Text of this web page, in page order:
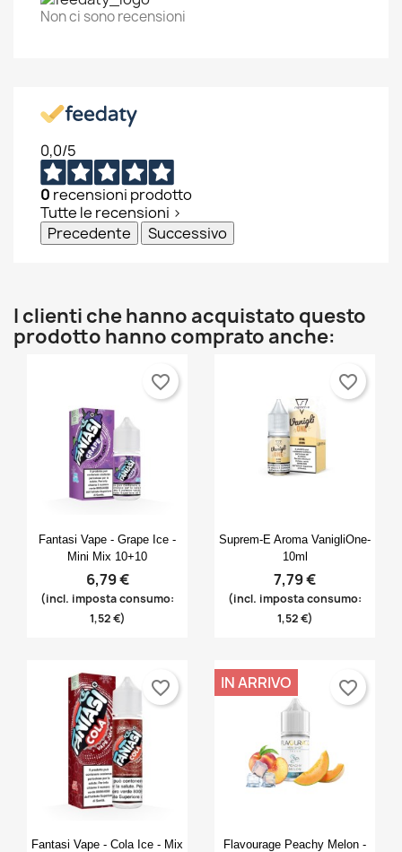
Non ci sono recensioni
0,0/5
0 recensioni prodotto
Tutte le recensioni >
Precedente
Successivo
I clienti che hanno acquistato questo
prodotto hanno comprato anche:
 Anteprima
Fantasi Vape - Grape Ice -
Mini Mix 10+10
6,79 €
(incl. imposta consumo:
1,52 €)
favorite_border
Anteprima
Suprem-E Aroma VanigliOne-
10ml
7,79 €
(incl. imposta consumo:
1,52 €)
favorite_border
Anteprima
Fantasi Vape - Cola Ice - Mix
favorite_border
Anteprima
Flavourage Peachy Melon -
IN ARRIVO favorite_border